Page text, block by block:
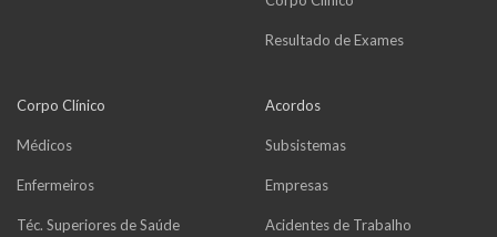
Resultado de Exames
Corpo Clínico
Médicos
Enfermeiros
Téc. Superiores de Saúde
Acordos
Subsistemas
Empresas
Acidentes de Trabalho